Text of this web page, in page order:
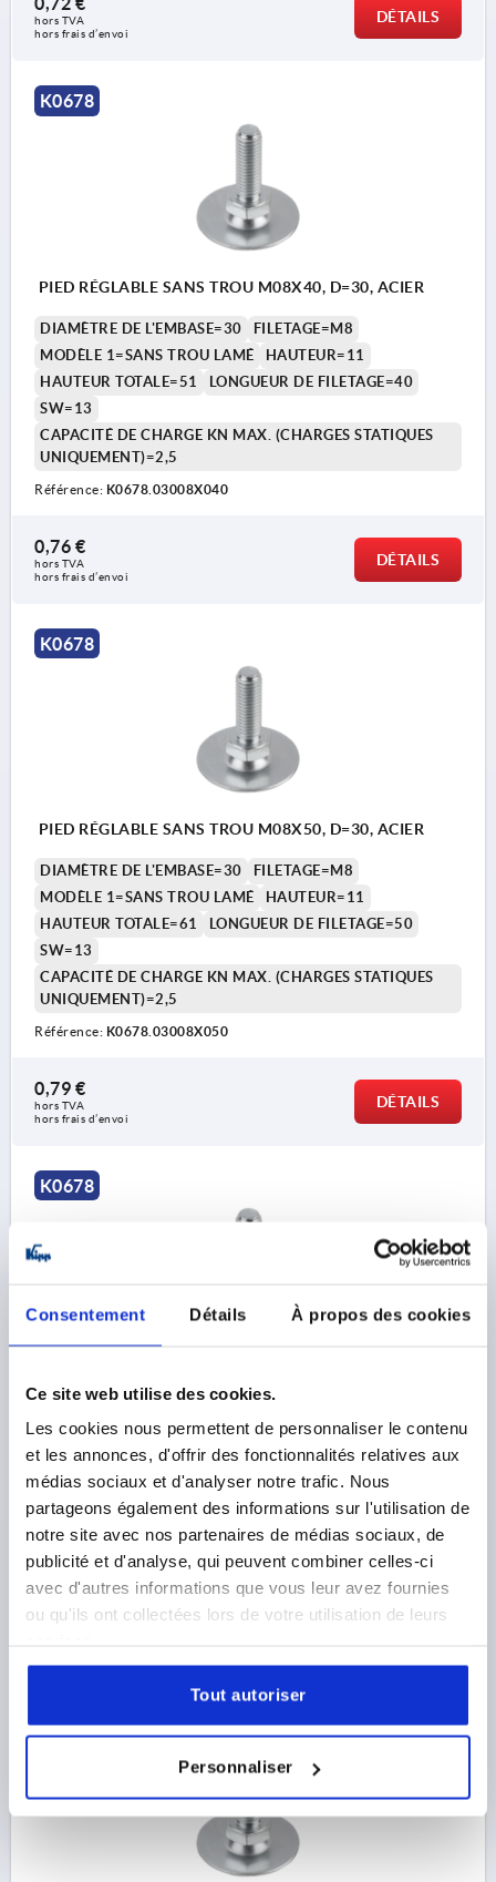
Consentement Détails À propos des cookies
Ce site web utilise des cookies.
Les cookies nous permettent de personnaliser le contenu
et les annonces, d'offrir des fonctionnalités relatives aux
médias sociaux et d'analyser notre trafic. Nous
partageons également des informations sur l'utilisation de
notre site avec nos partenaires de médias sociaux, de
publicité et d'analyse, qui peuvent combiner celles-ci
avec d'autres informations que vous leur avez fournies
ou qu'ils ont collectées lors de votre utilisation de leurs
Tout autoriser
Personnaliser
hors TVA
hors frais d’envoi
DÉTAILS
K0678
PIED RÉGLABLE SANS TROU M08X40, D=30, ACIER
DIAMÈTRE DE L'EMBASE=30
FILETAGE=M8
MODÈLE 1=SANS TROU LAMÉ
HAUTEUR=11
HAUTEUR TOTALE=51
LONGUEUR DE FILETAGE=40
SW=13
CAPACITÉ DE CHARGE KN MAX. (CHARGES STATIQUES
UNIQUEMENT)=2,5
Référence: K0678.03008X040
0,76 €
hors TVA
hors frais d’envoi
DÉTAILS
K0678
PIED RÉGLABLE SANS TROU M08X50, D=30, ACIER
DIAMÈTRE DE L'EMBASE=30
FILETAGE=M8
MODÈLE 1=SANS TROU LAMÉ
HAUTEUR=11
HAUTEUR TOTALE=61
LONGUEUR DE FILETAGE=50
SW=13
CAPACITÉ DE CHARGE KN MAX. (CHARGES STATIQUES
UNIQUEMENT)=2,5
Référence: K0678.03008X050
0,79 €
hors TVA
hors frais d’envoi
DÉTAILS
K0678
MODÈLE 1=SANS TROU LAMÉ
HAUTEUR=12,5
HAUTEUR TOTALE=28,5
LONGUEUR DE FILETAGE=16
SW=17
CAPACITÉ DE CHARGE KN MAX. (CHARGES STATIQUES
UNIQUEMENT)=3,5
K0678.03010X016
0,76 €
K0678